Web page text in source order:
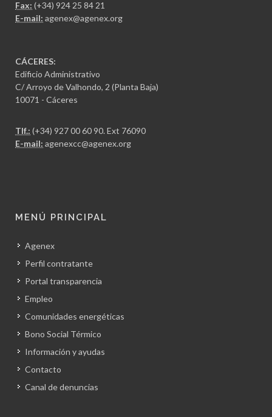
Fax: (+34) 924 25 84 21
E-mail: agenex@agenex.org
CÁCERES:
Edificio Administrativo
C/ Arroyo de Valhondo, 2 (Planta Baja)
10071 - Cáceres
Tlf.: (+34) 927 00 60 90. Ext 76090
E-mail: agenexcc@agenex.org
MENÚ PRINCIPAL
Agenex
Perfil contratante
Portal transparencia
Empleo
Comunidades energéticas
Bono Social Térmico
Información y ayudas
Contacto
Canal de denuncias